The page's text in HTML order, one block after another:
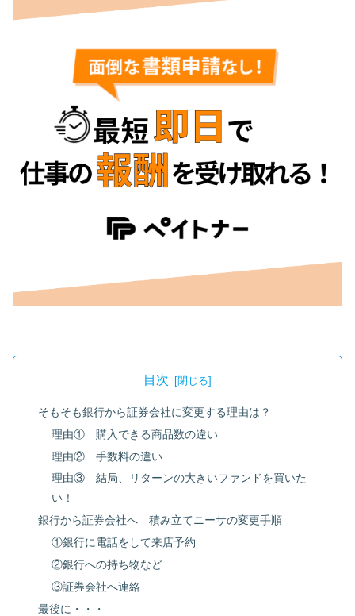
目次
そもそも銀行から証券会社に変更する理由は？
理由① 購入できる商品数の違い
理由② 手数料の違い
理由③ 結局、リターンの大きいファンドを買いた
い！
銀行から証券会社へ 積み立てニーサの変更手順
①銀行に電話をして来店予約
②銀行への持ち物など
③証券会社へ連絡
最後に・・・